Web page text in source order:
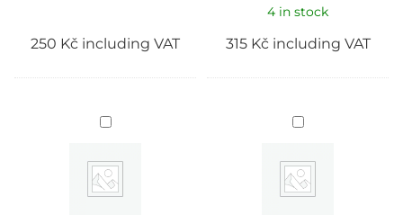
250 Kč including VAT
4 in stock
315 Kč including VAT
Cover
base
COTTA
JZ
Nails
Cover
base
03
JZ
Nails